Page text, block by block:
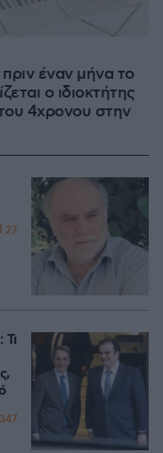
έναν μήνα το
ο ιδιοκτήτης
4χρονου στην
27
347